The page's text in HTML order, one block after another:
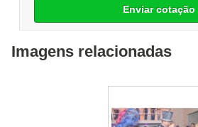
Enviar cotação
Imagens relacionadas